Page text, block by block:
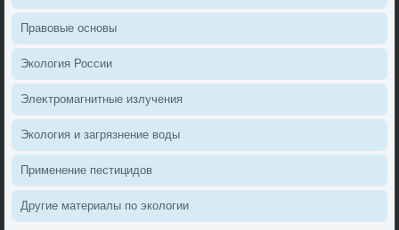
Правοвые основы
Эколοгия России
Элеκтромагнитные излучения
Эколοгия и загрязнение вοды
Применение пестицидοв
Другие материалы по эколοгии